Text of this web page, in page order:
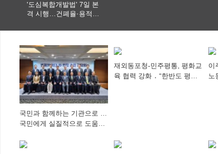
'도심복합개발법' 7일 본
격 시행…건폐율·용적률
국민과 함께하는 기관으로 …
국민에게 실질적으로 도움이
재외동포청-민주평통, 평화교
육 협력 강화 ․ “한반도 평화,
이
노